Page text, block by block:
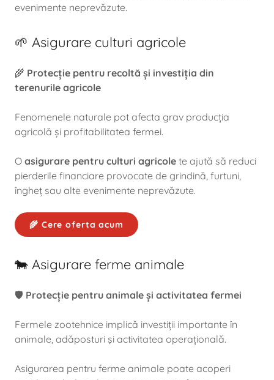
evenimente neprevăzute.
🌱 Asigurare culturi agricole
🌾 Protecție pentru recoltă și investiția din
terenurile agricole
Fenomenele naturale pot afecta grav producția
agricolă și profitabilitatea fermei.
O asigurare pentru culturi agricole te ajută să reduci
pierderile financiare provocate de grindină, furtuni,
îngheț sau alte evenimente neprevăzute.
🌾 Cere oferta acum
🐄 Asigurare ferme animale
🛡️ Protecție pentru animale și activitatea fermei
Fermele zootehnice implică investiții importante în
animale, adăposturi şi activitatea operațională.
Asigurarea pentru ferme animale poate acoperi